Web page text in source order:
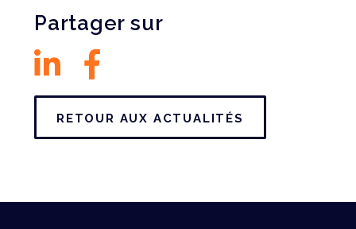
Partager sur
RETOUR AUX ACTUALITÉS